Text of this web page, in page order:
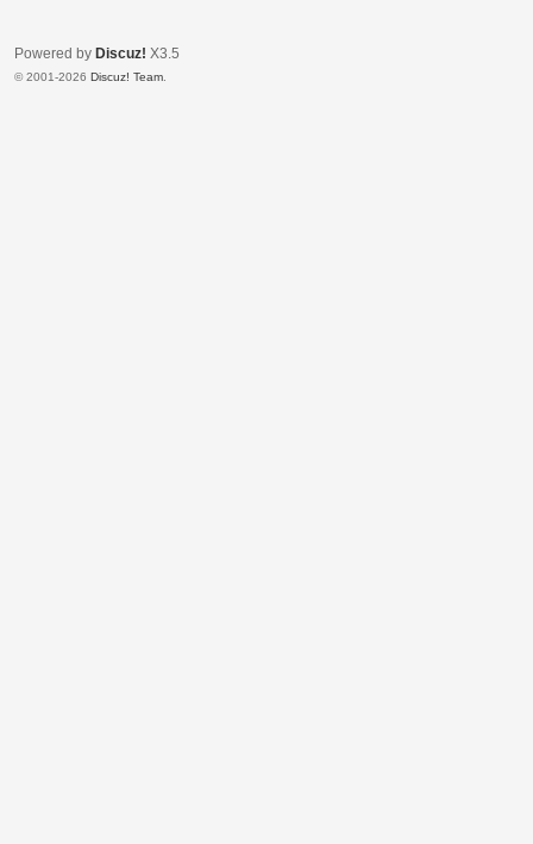
Powered by Discuz! X3.5
© 2001-2026 Discuz! Team